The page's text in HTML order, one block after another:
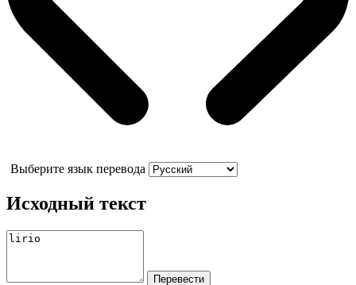
Выберите язык перевода
Исходный текст